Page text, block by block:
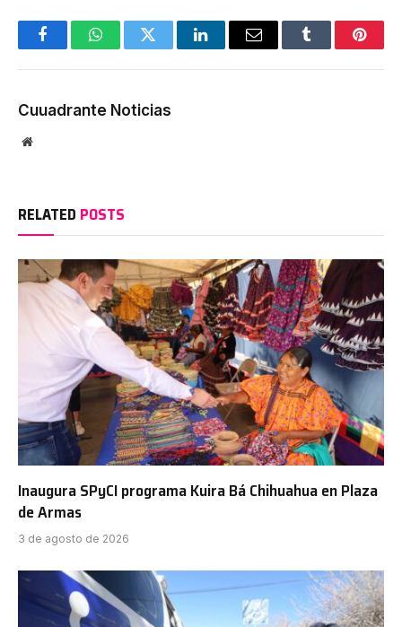
FacebookWhatsAppTwitter LinkedInEmail Tumblr
Cuuadrante Noticias
Website
RELATED POSTS
Inaugura SPyCI programa Kuira Bá Chihuahua en Plaza
de Armas
3 de agosto de 2026